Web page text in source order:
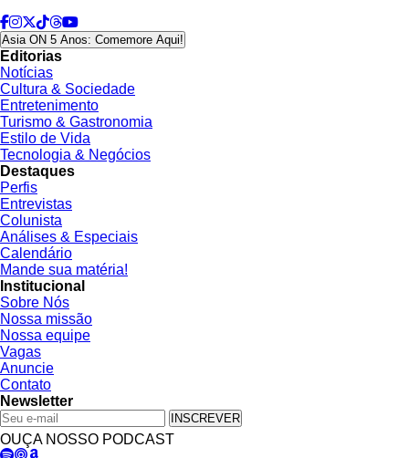
Asia ON 5 Anos: Comemore Aqui!
Editorias
Notícias
Cultura & Sociedade
Entretenimento
Turismo & Gastronomia
Estilo de Vida
Tecnologia & Negócios
Destaques
Perfis
Entrevistas
Colunista
Análises & Especiais
Calendário
Mande sua matéria!
Institucional
Sobre Nós
Nossa missão
Nossa equipe
Vagas
Anuncie
Contato
Newsletter
INSCREVER
OUÇA NOSSO PODCAST